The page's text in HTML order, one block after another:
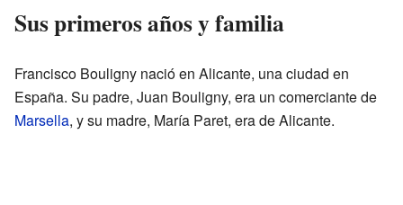
Sus primeros años y familia
Francisco Bouligny nació en Alicante, una ciudad en
España. Su padre, Juan Bouligny, era un comerciante de
Marsella, y su madre, María Paret, era de Alicante.